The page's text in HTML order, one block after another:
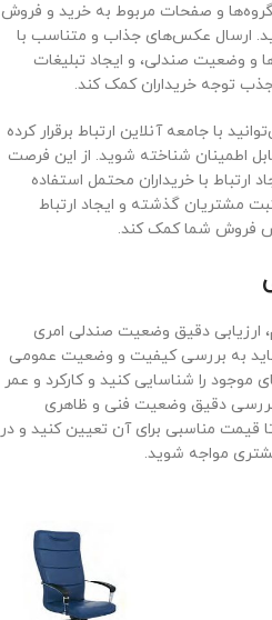
گروه‌ها و صفحات مربوط به خرید و فروش
ارسال عکس‌های جذاب و متناسب با
و وضعیت صندلی، و ایجاد تبلیغات
توجه خریداران کمک کند.
با جامعه آنلاین ارتباط برقرار کرده
اطمینان شناخته شوید. از این فرصت
ارتباط با خریداران محتمل استفاده
مشتریان گذشته و ایجاد ارتباط
فروش شما کمک کند.
ارزیابی دقیق وضعیت صندلی امری
به بررسی کیفیت و وضعیت عمومی
را شناسایی کنید و کارکرد و عمر
بررسی دقیق وضعیت فنی و ظاهری
قیمت مناسبی برای آن تعیین کنید و در
مواجه شوید.